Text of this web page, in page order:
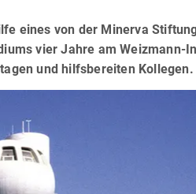
eines von der Minerva
vier Jahre am
und hilfsbereiten Kollegen.